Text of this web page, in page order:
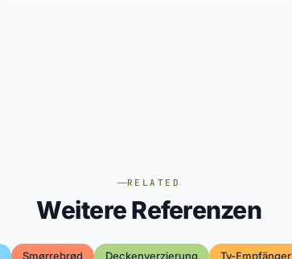
RELATED
Weitere Referenzen
Smørrebrød Deckenverzierung Tv-Empfänger